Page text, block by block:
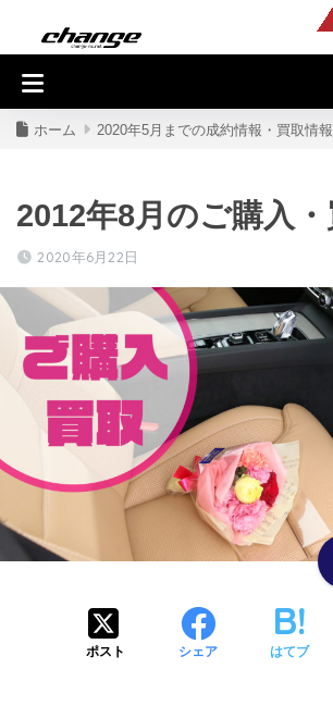
入庫車情報
ホーム 2020年5月までの成約情報・買取情報
2012年8月のご購入
2020年6月22日
ポスト シェア はてブ